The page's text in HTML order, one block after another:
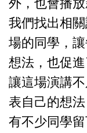
外，也會播
我們找出相
場的同學，
想法，也促
讓這場演講
表自己的想
有不少同學